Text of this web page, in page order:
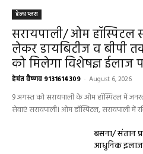
हेल्थ प्लस
सरायपाली/ ओम हॉस्पिटल
लेकर डायबिटीज व बीपी
को मिलेगा विशेषज्ञ ईलाज
हेमंत वैष्णव 9131614309 - August 6, 2026
9 अगस्त को सरायपाली के ओम हॉस्पिटल में
सेवाएं सरायपाली। ओम हॉस्पिटल, सरायपाली में
बसना/ संतान
आधुनिक इलाज,